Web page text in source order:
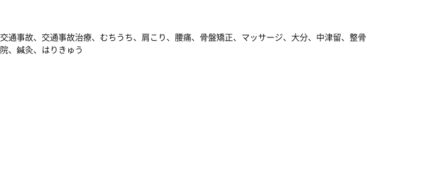
交通事故、交通事故治療、むちうち、肩こり、腰痛、骨盤矯正、マッサージ、大分、中津留、整骨
院、鍼灸、はりきゅう